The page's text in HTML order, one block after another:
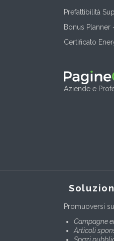
Prefattibilità
Bonus Planner
Certificato
Aziende e
Promuoversi
Campagne
Articoli